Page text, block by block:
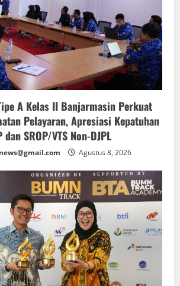
A Kelas II Banjarmasin Perkuat
Pelayaran, Apresiasi Kepatuhan
SROP/VTS Non-DJPL
Agustus 8, 2026